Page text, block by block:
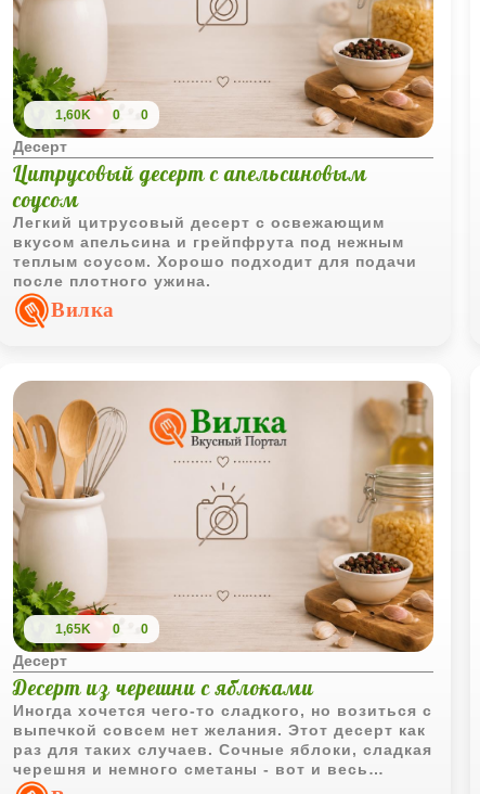
1,60K 0 0
Десерт
Цитрусовый десерт с апельсиновым
соусом
Легкий цитрусовый десерт с освежающим
вкусом апельсина и грейпфрута под нежным
теплым соусом. Хорошо подходит для подачи
после плотного ужина.
Вилка
1,65K 0 0
Десерт
Десерт из черешни с яблоками
Иногда хочется чего-то сладкого, но возиться с
выпечкой совсем нет желания. Этот десерт как
раз для таких случаев. Сочные яблоки, сладкая
черешня и немного сметаны - вот и весь
секрет. Получается очень свежо, по-летнему и